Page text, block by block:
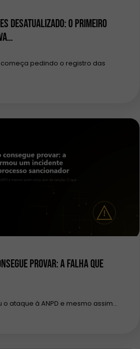
desatualizado: o primeiro
começa pedindo o registro das
provar: a falha que
ataque à ANPD e mesmo assim…